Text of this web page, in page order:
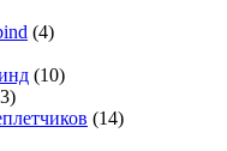
(4)
(10)
(14)